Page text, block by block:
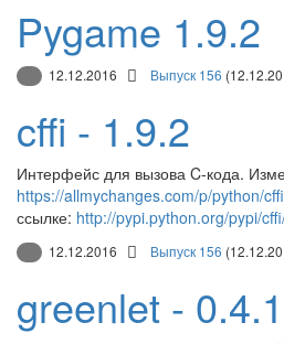
Pygame 1.9.2
12.12.2016 Выпуск 156
cffi - 1.9.2
Интерфейс для вызова C-кода.
https://allmychanges.com/p/python/
ссылке: http://pypi.python.org/pypi/
12.12.2016 Выпуск 156
greenlet -